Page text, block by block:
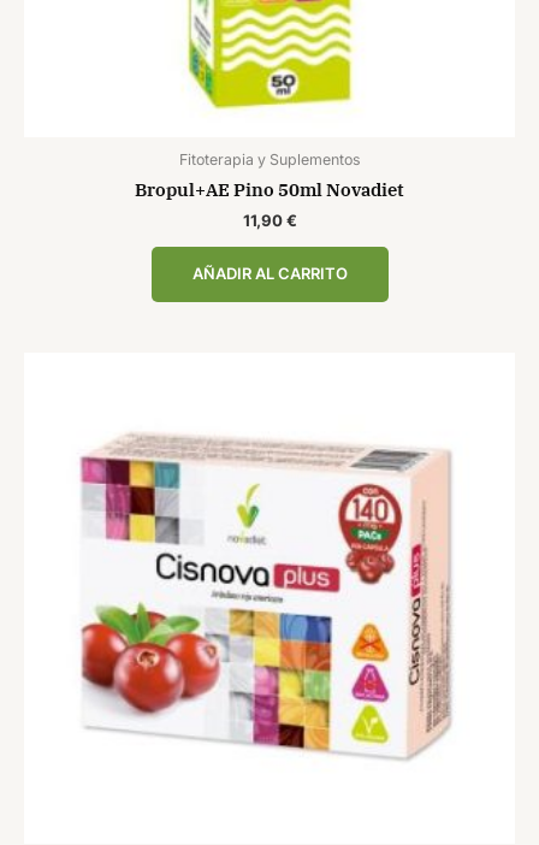
Fitoterapia y Suplementos
Bropul+AE Pino 50ml Novadiet
11,90€
AÑADIR AL CARRITO